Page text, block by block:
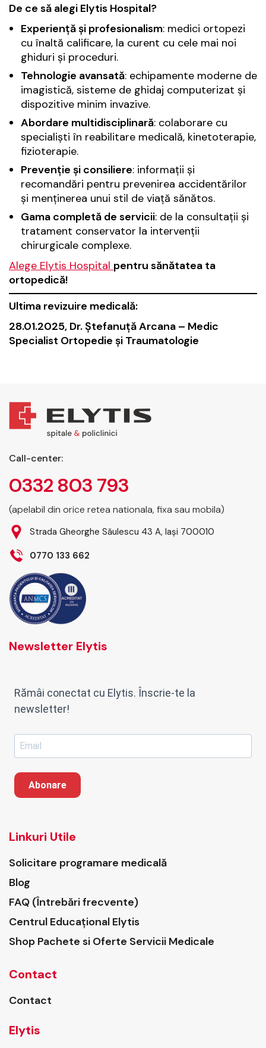
De ce să alegi Elytis Hospital?
Experiență și profesionalism: medici ortopezi
cu înaltă calificare, la curent cu cele mai noi
ghiduri și proceduri.
Tehnologie avansată: echipamente moderne de
imagistică, sisteme de ghidaj computerizat și
dispozitive minim invazive.
Abordare multidisciplinară: colaborare cu
specialiști în reabilitare medicală, kinetoterapie,
fizioterapie.
Prevenție și consiliere: informații și
recomandări pentru prevenirea accidentărilor
și menținerea unui stil de viață sănătos.
Gama completă de servicii: de la consultații și
tratament conservator la intervenții
chirurgicale complexe.
Alege Elytis Hospital pentru sănătatea ta
ortopedică!
Ultima revizuire medicală:
28.01.2025, Dr. Ștefanuță Arcana – Medic
Specialist Ortopedie şi Traumatologie
Call-center:
0332 803 793
(apelabil din orice retea nationala, fixa sau mobila)
Strada Gheorghe Săulescu 43 A, Iași 700010
0770 133 662
Newsletter Elytis
Rămâi conectat cu Elytis. Înscrie-te la
newsletter!
Abonare
Linkuri Utile
Solicitare programare medicală
Blog
FAQ (Întrebări frecvente)
Centrul Educațional Elytis
Shop Pachete si Oferte Servicii Medicale
Contact
Contact
Elytis